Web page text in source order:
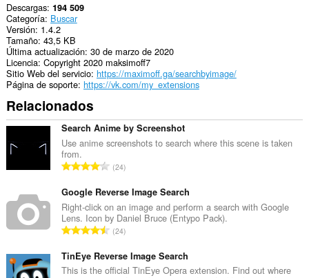
Descargas 194 509
Categoría Buscar
Versión 1.4.2
Tamaño 43,5 KB
Última actualización 30 de marzo de 2020
Licencia Copyright 2020 maksimoff7
Sitio Web del servicio https://maximoff.ga/searchbyimage/
Página de soporte https://vk.com/my_extensions
Relacionados
Search Anime by Screenshot
Use anime screenshots to search where this scene is taken
from.
N
m
e
r
o
o
24
Google Reverse Image Search
Right-click on an image and perform a search with Google
Lens. Icon by Daniel Bruce (Entypo Pack).
N
m
e
24
TinEye Reverse Image Search
This is the official TinEye Opera extension. Find out where